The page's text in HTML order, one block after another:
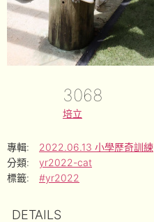
3068
培立
專輯:
2022.06.13 小學歷奇訓練
分類:
yr2022-cat
標籤:
#yr2022
DETAILS